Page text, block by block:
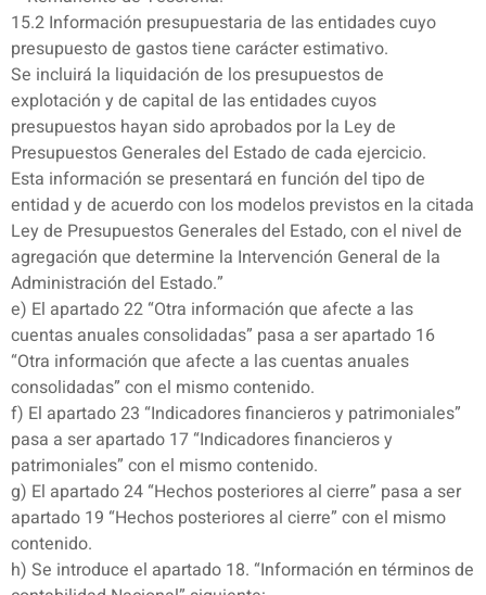
15.2 Información presupuestaria de las entidades cuyo
presupuesto de gastos tiene carácter estimativo.
Se incluirá la liquidación de los presupuestos de
explotación y de capital de las entidades cuyos
presupuestos hayan sido aprobados por la Ley de
Presupuestos Generales del Estado de cada ejercicio.
Esta información se presentará en función del tipo de
entidad y de acuerdo con los modelos previstos en la citada
Ley de Presupuestos Generales del Estado, con el nivel de
agregación que determine la Intervención General de la
Administración del Estado.”
e) El apartado 22 “Otra información que afecte a las
cuentas anuales consolidadas” pasa a ser apartado 16
“Otra información que afecte a las cuentas anuales
consolidadas” con el mismo contenido.
f) El apartado 23 “Indicadores financieros y patrimoniales”
pasa a ser apartado 17 “Indicadores financieros y
patrimoniales” con el mismo contenido.
g) El apartado 24 “Hechos posteriores al cierre” pasa a ser
apartado 19 “Hechos posteriores al cierre” con el mismo
contenido.
h) Se introduce el apartado 18. “Información en términos de